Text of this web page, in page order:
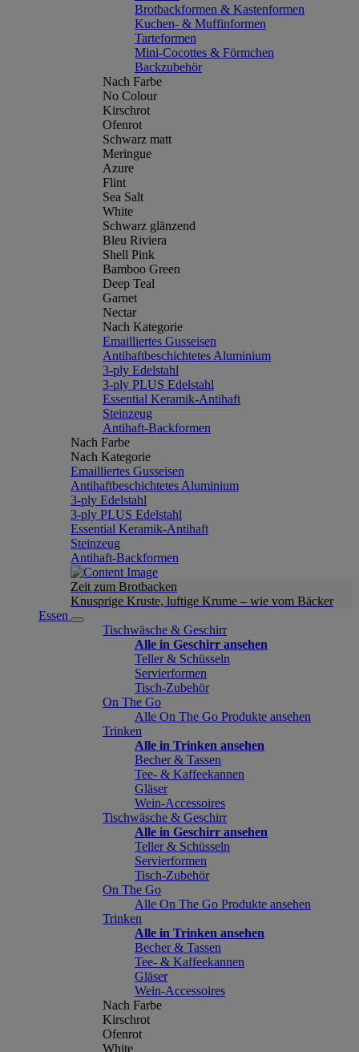
Brotbackformen & Kastenformen
Kuchen- & Muffinformen
Tarteformen
Mini-Cocottes & Förmchen
Backzubehör
Nach Farbe
No Colour
Kirschrot
Ofenrot
Schwarz matt
Meringue
Azure
Flint
Sea Salt
White
Schwarz glänzend
Bleu Riviera
Shell Pink
Bamboo Green
Deep Teal
Garnet
Nectar
Nach Kategorie
Emailliertes Gusseisen
Antihaftbeschichtetes Aluminium
3-ply Edelstahl
3-ply PLUS Edelstahl
Essential Keramik-Antihaft
Steinzeug
Antihaft-Backformen
Nach Farbe
Nach Kategorie
Emailliertes Gusseisen
Antihaftbeschichtetes Aluminium
3-ply Edelstahl
3-ply PLUS Edelstahl
Essential Keramik-Antihaft
Steinzeug
Antihaft-Backformen
Zeit zum Brotbacken
Knusprige Kruste, luftige Krume – wie vom Bäcker
Essen
Tischwäsche & Geschirr
Alle in Geschirr ansehen
Teller & Schüsseln
Servierformen
Tisch-Zubehör
On The Go
Alle On The Go Produkte ansehen
Trinken
Alle in Trinken ansehen
Becher & Tassen
Tee- & Kaffeekannen
Gläser
Wein-Accessoires
Tischwäsche & Geschirr
Alle in Geschirr ansehen
Teller & Schüsseln
Servierformen
Tisch-Zubehör
On The Go
Alle On The Go Produkte ansehen
Trinken
Alle in Trinken ansehen
Becher & Tassen
Tee- & Kaffeekannen
Gläser
Wein-Accessoires
Nach Farbe
Kirschrot
Ofenrot
White